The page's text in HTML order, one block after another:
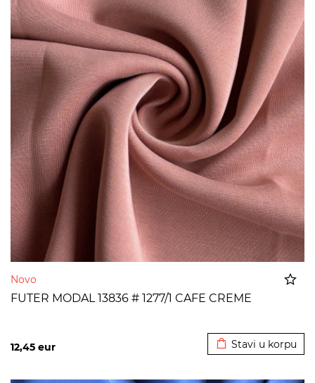
Novo
FUTER MODAL 13836 # 1277/1 CAFE CREME
12,45 eur Stavi u korpu